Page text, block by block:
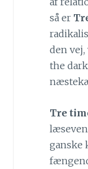
så er
den
the
Tre
ganske